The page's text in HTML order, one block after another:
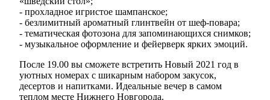
- прохладное игристое шампанское;
- безлимитный ароматный глинтвейн от шеф-повара;
- тематическая фотозона для запоминающихся снимков;
- музыкальное оформление и фейерверк ярких эмоций.
После 19.00 вы сможете встретить Новый 2021 год в
уютных номерах с шикарным набором закусок,
десертов и напитками. Идеальные вечер в самом
теплом месте Нижнего Новгорода.